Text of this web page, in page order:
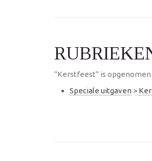
"Kerstfeest" is opgenomen
Speciale uitgaven >